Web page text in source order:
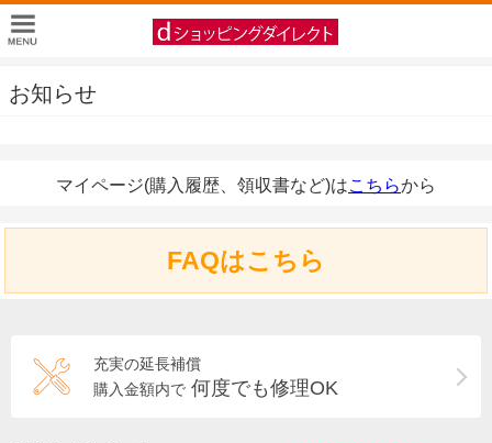
お知らせ
マイページ(購入履歴、領収書など)はこちらから
FAQはこちら
充実の延長補償
購入金額内で 何度でも修理OK